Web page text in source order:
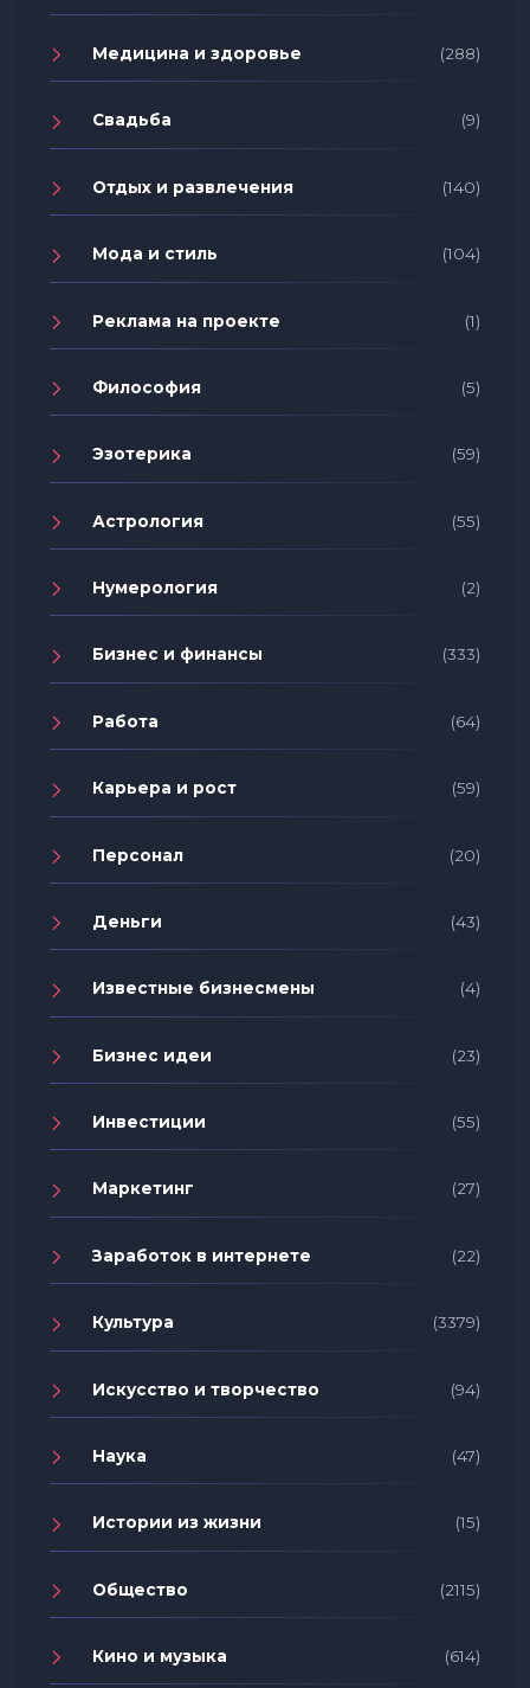
Медицина и здоровье (288)
Свадьба (9)
Отдых и развлечения (140)
Мода и стиль (104)
Реклама на проекте (1)
Философия (5)
Эзотерика (59)
Астрология (55)
Нумерология (2)
Бизнес и финансы (333)
Работа (64)
Карьера и рост (59)
Персонал (20)
Деньги (43)
Известные бизнесмены (4)
Бизнес идеи (23)
Инвестиции (55)
Маркетинг (27)
Заработок в интернете (22)
Культура (3379)
Искусство и творчество (94)
Наука (47)
Истории из жизни (15)
Общество (2115)
Кино и музыка (614)